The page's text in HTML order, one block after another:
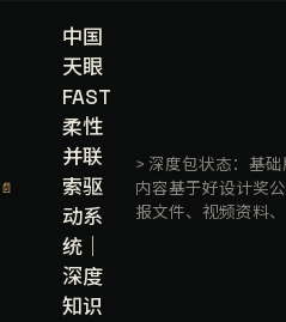
📄
中国
天眼
FAST
柔性
并联
索驱
动系
统｜
深度
知识
> 深度包状态：基
内容基于好设计奖
报文件、视频资料、